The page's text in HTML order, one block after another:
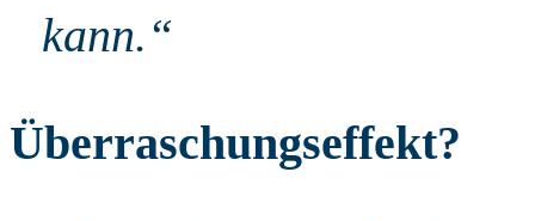
kann.“
Überraschungseffekt?